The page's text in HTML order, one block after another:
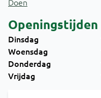
Openingstijden
Dinsdag
Woensdag
Donderdag
Vrijdag